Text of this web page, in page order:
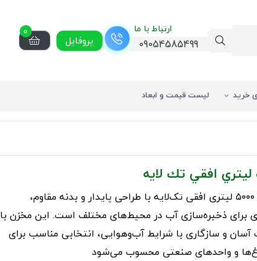
ارتباط با ما
09054585499 پروفایل
0
خرید لیست قیمت و ابعاد
مخزن پلی‌اتیلن ۵۰۰۰ لیتری افقی تک‌لایه با طراحی پایدار و بدنه مقاوم،
برای ذخیره‌سازی آب در محیط‌های مختلف است. این مخزن با
و سازگاری با شرایط آب‌وهوایی، انتخابی مناسب برای
و واحدهای صنعتی محسوب می‌شود